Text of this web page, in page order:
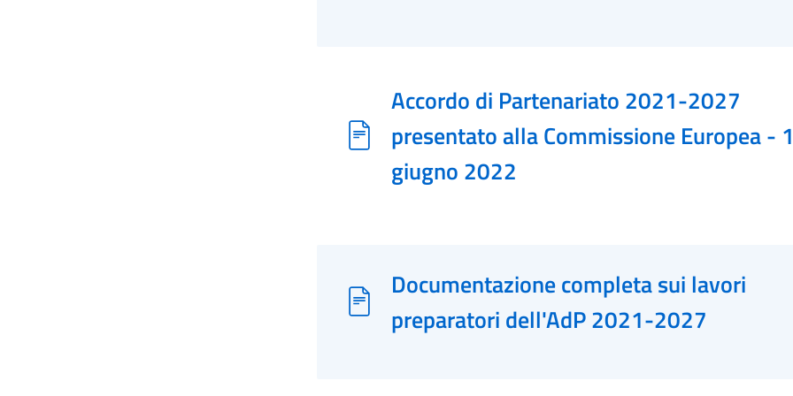
Accordo di Partenariato 2021-2027
presentato alla Commissione Europea -
giugno 2022
Documentazione completa sui lavori
preparatori dell'AdP 2021-2027